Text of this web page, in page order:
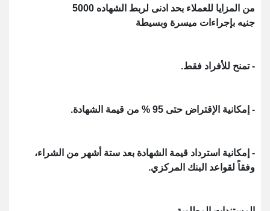
من المزايا للعملاء بحد ادنى لربط الشهاده 5000
جنيه بإجراءات ميسرة وبسيطة
- تمنح للأفراد فقط.
- إمكانية الإقتراض حتى 95 % من قيمة الشهادة.
- إمكانية استرداد قيمة الشهادة بعد ستة أشهر من الشراء،
وفقاً لقواعد البنك المركزي.